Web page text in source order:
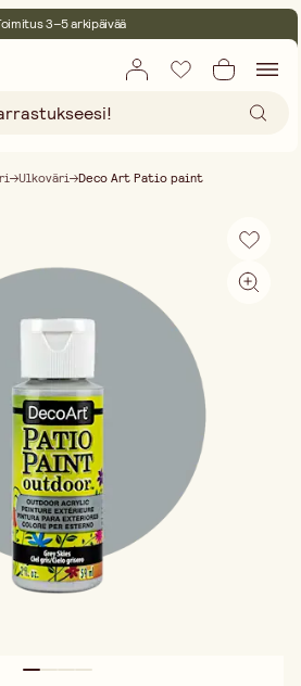
toimitus yli 75 € ostoksille
Ulkoväri Deco Art Patio paint